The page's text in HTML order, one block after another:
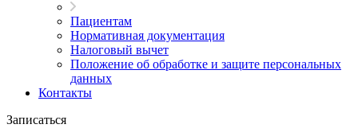
Пациентам
Нормативная документация
Налоговый вычет
Положение об обработке и защите персональных
данных
Контакты
Записаться